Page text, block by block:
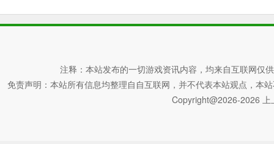
注释：本站发布的一切游戏资讯内容，均来自互联网仅
免责声明：本站所有信息均整理自自互联网，并不代表本站观点，本
Copyright@2026-2026